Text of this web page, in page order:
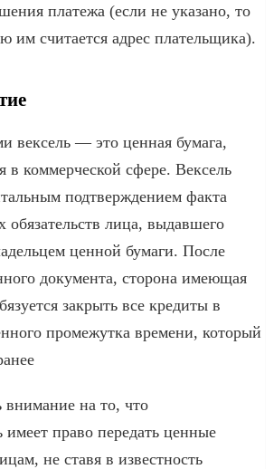
платежа (если не указано, то
им считается адрес плательщика).
вексель — это ценная бумага,
в коммерческой сфере. Вексель
подтверждением факта
обязательств лица, выдавшего
ценной бумаги. После
документа, сторона имеющая
закрыть все кредиты в
промежутка времени, который
внимание на то, что
имеет право передать ценные
не ставя в известность